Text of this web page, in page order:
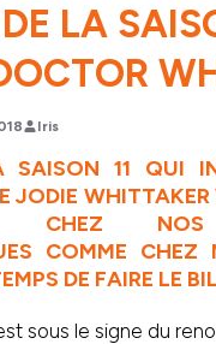
LA
Iris
11 QUI
JODIE
CHEZ
COMME CHEZ
DE FAIRE LE
sous le signe du